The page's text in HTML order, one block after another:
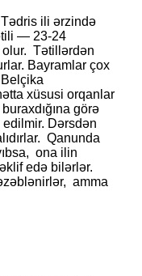
ili ərzində
— 23-24
olur. Tətillərdən
Bayramlar çox
xüsusi orqanlar
görə
Dərsdən
Qanunda
ona ilin
edə bilərlər.
amma